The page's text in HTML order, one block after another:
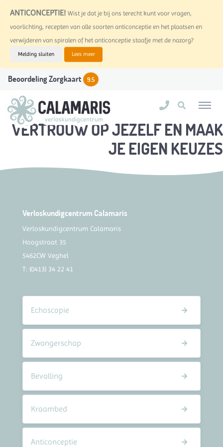
ANTICONCEPTIE! Wist je dat je bij ons terecht kunt voor vragen,
voorlichting, recepten van alle soorten anticonceptie en het plaatsen en
verwijderen van spiralen of het anticonceptie staafje met de nazorg?
Melding sluiten Lees meer
Beoordeling Zorgkaart 9.5
VERTROUW OP JEZELF EN MAAK
JE EIGEN KEUZES
Verloskundigcentrum Calamaris
Verloskundigcentrum Calamaris
Hoogstraat 35
5462CW Veghel
T: (0413) 34 22 41
Echoscopie
Zwangerschap
Bevalling
Kraambed
Anticonceptie